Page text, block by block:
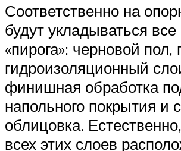
Соответственно на
будут укладываться все
«пирога»: черновой пол,
гидроизоляционный
финишная обработка
напольного покрытия и
облицовка.
всех этих слоев